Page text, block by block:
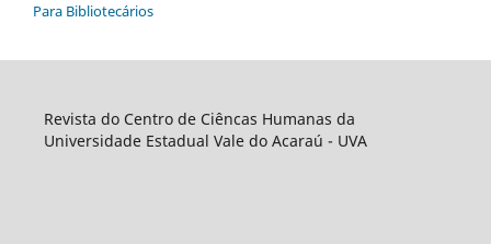
Para Bibliotecários
Revista do Centro de Ciêncas Humanas da
Universidade Estadual Vale do Acaraú - UVA